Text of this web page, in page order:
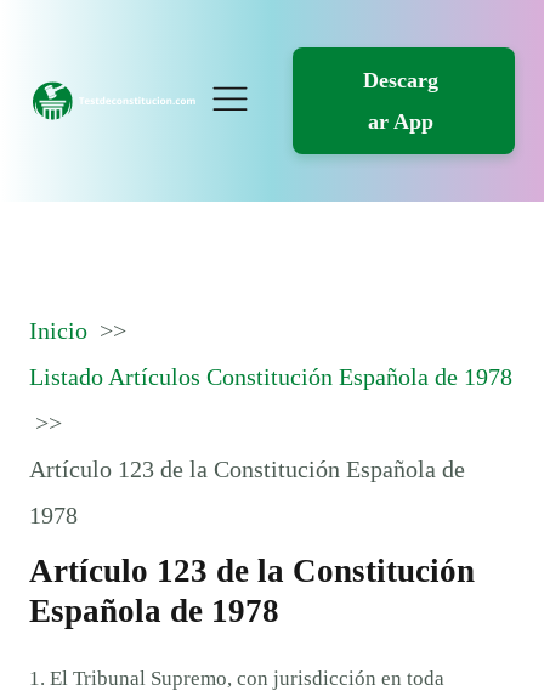
Descarg
ar App
Inicio
Listado Artículos Constitución Española de 1978
Artículo 123 de la Constitución Española de
1978
Artículo 123 de la Constitución
Española de 1978
1. El Tribunal Supremo, con jurisdicción en toda